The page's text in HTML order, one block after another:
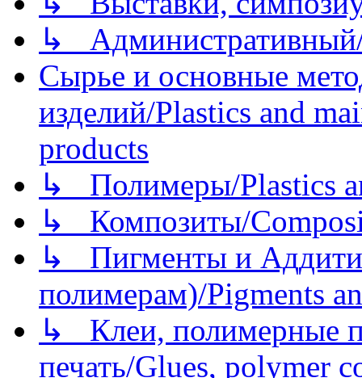
↳
Сырье и основные
изделий/Plastics and
products
↳ Полимеры/Plastics
↳ Композиты/
↳ Пигменты и
полимерам)/Pigments
↳ Клеи, полимерные
печать/Glues, polymer